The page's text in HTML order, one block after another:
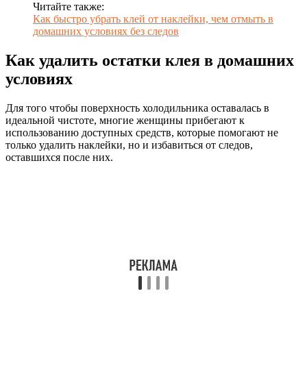
Читайте также:
Как быстро убрать клей от наклейки, чем отмыть в
домашних условиях без следов
Как удалить остатки клея в домашних
условиях
Для того чтобы поверхность холодильника оставалась в
идеальной чистоте, многие женщины прибегают к
использованию доступных средств, которые помогают не
только удалить наклейки, но и избавиться от следов,
оставшихся после них.